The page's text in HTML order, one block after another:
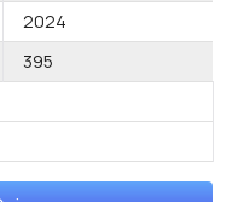
2024
395